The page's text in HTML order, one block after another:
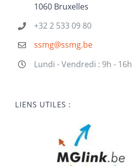
1060 Bruxelles
+32 2 533 09 80
ssmg@ssmg.be
Lundi - Vendredi : 9h - 16h
LIENS UTILES :